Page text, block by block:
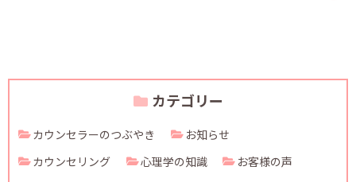
カテゴリー
カウンセラーのつぶやき
お知らせ
カウンセリング
心理学の知識 お客様の声